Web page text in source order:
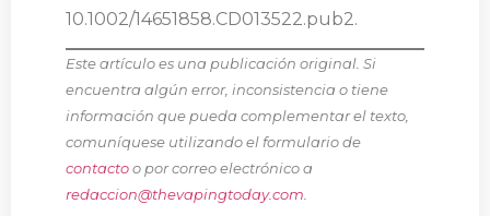
10.1002/14651858.CD013522.pub2.
Este artículo es una publicación original. Si
encuentra algún error, inconsistencia o tiene
información que pueda complementar el texto,
comuníquese utilizando el formulario de
contactoo por correo electrónico a
redaccion@thevapingtoday.com.